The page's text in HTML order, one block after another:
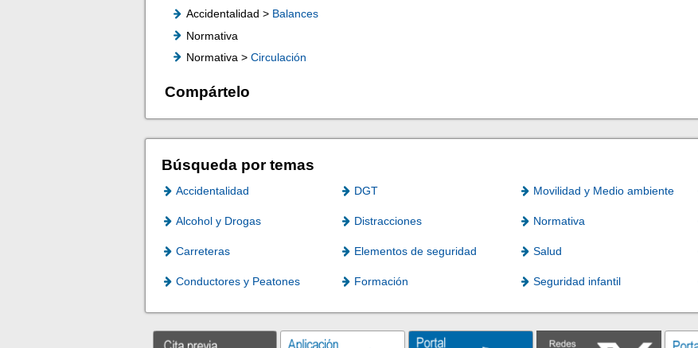
Accidentalidad > Balances
Normativa
Normativa >Circulación
Compártelo
Búsqueda por temas
Accidentalidad DGT Movilidad y Medio ambiente
Alcohol y Drogas Distracciones Normativa
Carreteras Elementos de seguridad Salud
Conductores y Peatones Formación Seguridad infantil